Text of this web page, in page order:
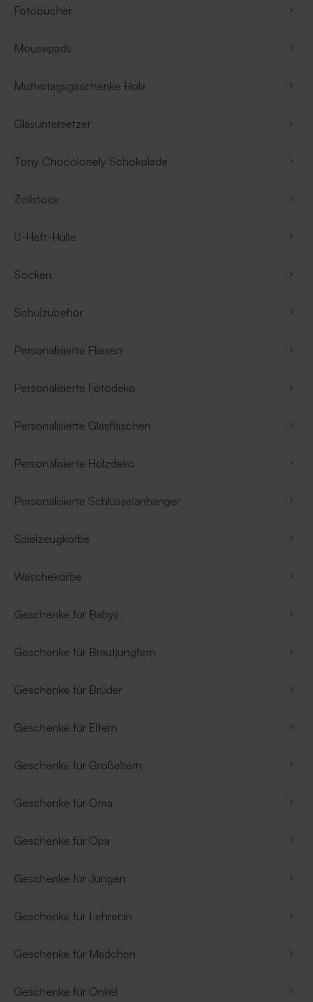
Fotobücher
Mousepads
Muttertagsgeschenke Holz
Glasuntersetzer
Tony Chocolonely Schokolade
Zollstock
U-Heft-Hülle
Socken
Schulzubehör
Personalisierte Fliesen
Personalisierte Fotodeko
Personalisierte Glasflaschen
Personalisierte Holzdeko
Personalisierte Schlüsselanhänger
Spielzeugkörbe
Wäschekörbe
Geschenke für Babys
Geschenke für Brautjungfern
Geschenke für Brüder
Geschenke für Eltern
Geschenke für Großeltern
Geschenke für Oma
Geschenke für Opa
Geschenke für Jungen
Geschenke für Lehrer:in
Geschenke für Mädchen
Geschenke für Onkel